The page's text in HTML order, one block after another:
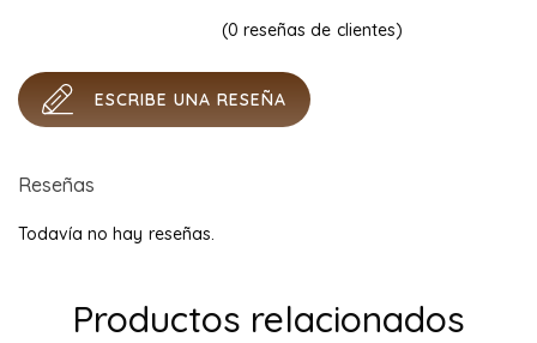
(0 reseñas de clientes)
ESCRIBE UNA RESEÑA
Reseñas
Todavía no hay reseñas.
Productos relacionados